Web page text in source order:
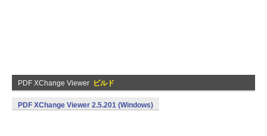
PDF XChange Viewer ビルド
PDF XChange Viewer 2.5.201 (Windows)